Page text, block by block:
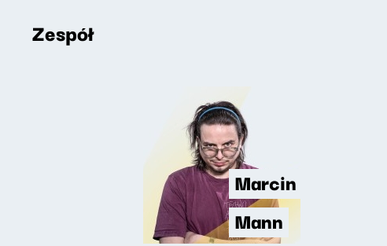
Zespół
Marcin
Mann